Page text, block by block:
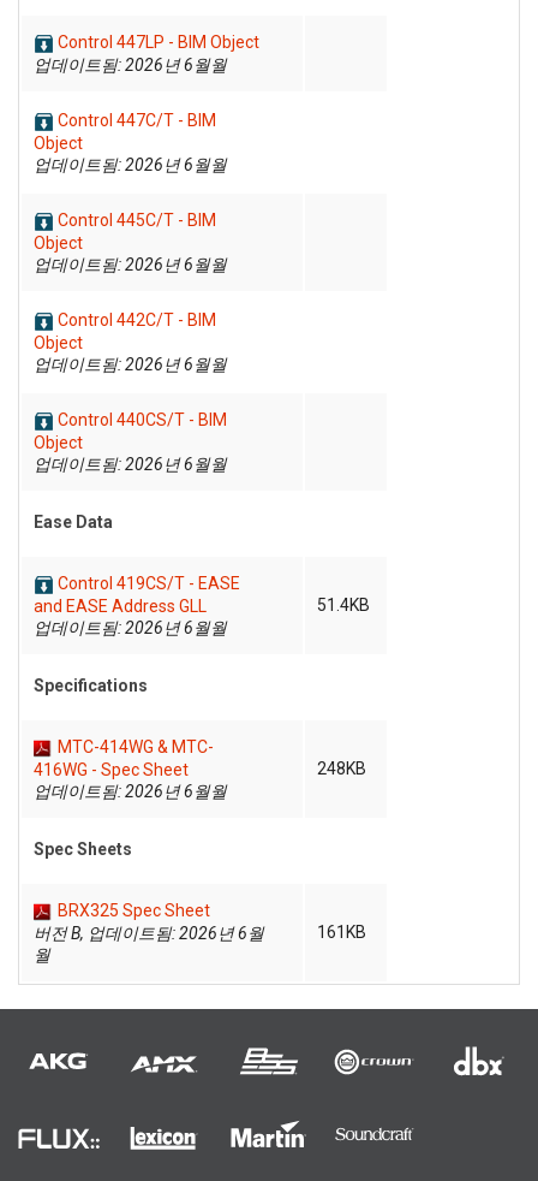
Control 447LP - BIM Object
업데이트됨: 2026년 6월월
Control 447C/T - BIM
Object
업데이트됨: 2026년 6월월
Control 445C/T - BIM
Object
업데이트됨: 2026년 6월월
Control 442C/T - BIM
Object
업데이트됨: 2026년 6월월
Control 440CS/T - BIM
Object
업데이트됨: 2026년 6월월
Ease Data
Control 419CS/T - EASE
and EASE Address GLL
업데이트됨: 2026년 6월월
51.4KB
Specifications
MTC-414WG & MTC-
416WG - Spec Sheet
업데이트됨: 2026년 6월월
248KB
Spec Sheets
BRX325 Spec Sheet
버전 B, 업데이트됨: 2026년 6월
월
161KB